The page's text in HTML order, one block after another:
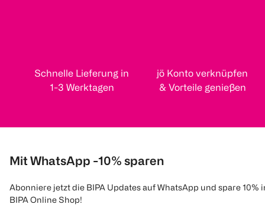
Schnelle Lieferung in
1-3 Werktagen
jö Konto verknüpfen
& Vorteile genießen
Mit WhatsApp -10% sparen
Abonniere jetzt die BIPA Updates auf WhatsApp und spare 10%
BIPA Online Shop!